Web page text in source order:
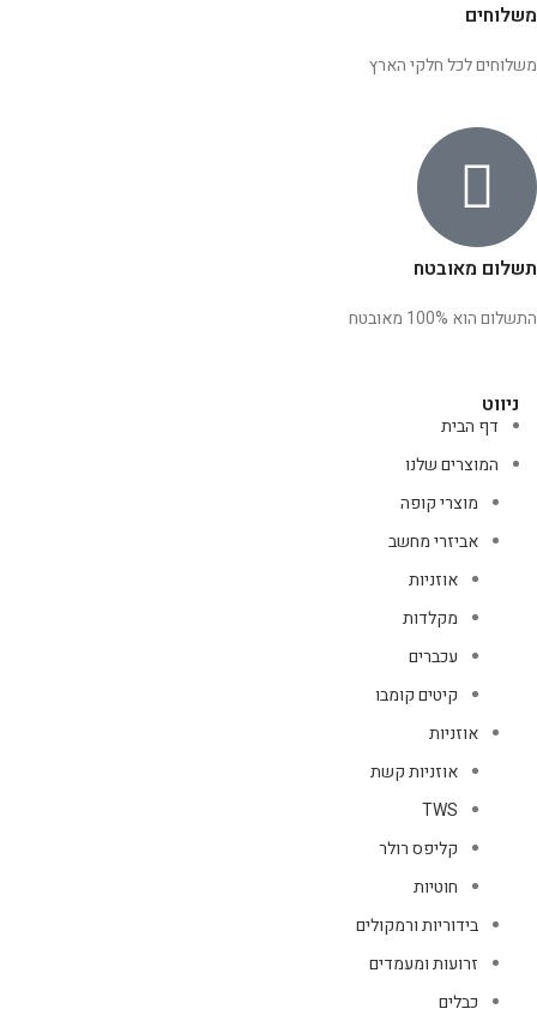
משלוחים
משלוחים לכל חלקי הארץ
תשלום מאובטח
התשלום הוא 100% מאובטח
ניווט
דף הבית
המוצרים שלנו
מוצרי קופה
אביזרי מחשב
אוזניות
מקלדות
עכברים
קיטים קומבו
אוזניות
אוזניות קשת
TWS
קליפס רולר
חוטיות
בידוריות ורמקולים
זרועות ומעמדים
כבלים